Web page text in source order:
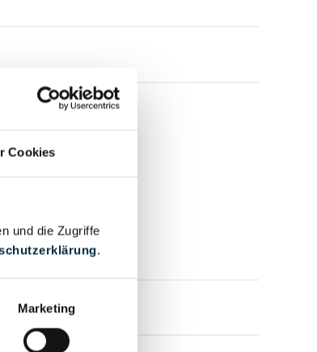
Cookies
und die Zugriffe
.
Marketing
anfragen